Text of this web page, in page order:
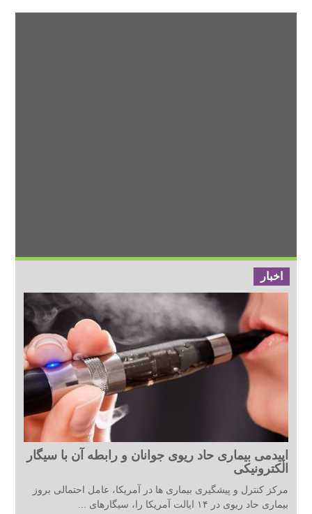
اخبار
اپیدمی بیماری حاد ریوی جوانان و رابطه آن با سیگار
الکترونیکی
مرکز کنترل و پیشگیری بیماری ها در آمریکا، عامل احتمالی بروز
بیماری حاد ریوی در ۱۴ ایالت آمریکا را، سیگارهای ...